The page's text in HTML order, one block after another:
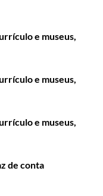
e museus,
e museus,
e museus,
de conta